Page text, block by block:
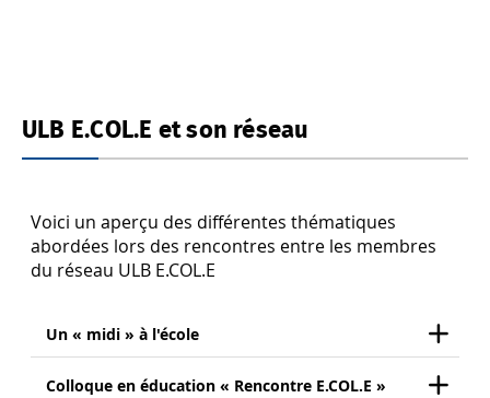
ULB E.COL.E et son réseau
Voici un aperçu des différentes thématiques
abordées lors des rencontres entre les membres
du réseau ULB E.COL.E
Un « midi » à l'école
Colloque en éducation « Rencontre E.COL.E »